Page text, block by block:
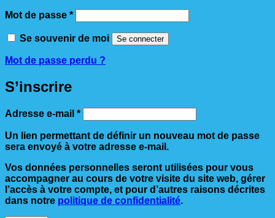
Mot de passe *Obligatoire
Se souvenir de moi Se connecter
Mot de passe perdu ?
S’inscrire
Adresse e-mail *Obligatoire
Un lien permettant de définir un nouveau mot de passe
sera envoyé à votre adresse e-mail.
Vos données personnelles seront utilisées pour vous
accompagner au cours de votre visite du site web, gérer
l’accès à votre compte, et pour d’autres raisons décrites
dans notre politique de confidentialité.